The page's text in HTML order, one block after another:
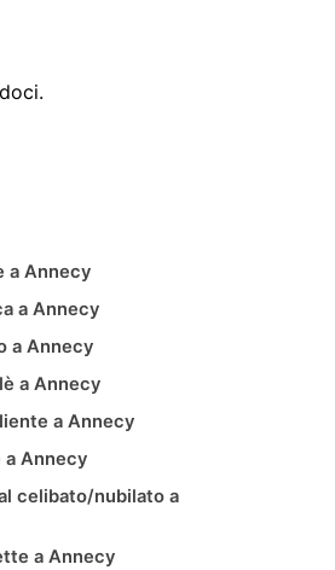
a Annecy
a Annecy
a Annecy
a Annecy
a Annecy
a Annecy
celibato/nubilato a
a Annecy